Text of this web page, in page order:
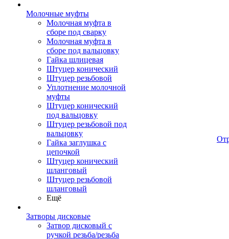
Молочные муфты
Молочная муфта в
сборе под сварку
Молочная муфта в
сборе под вальцовку
Гайка шлицевая
Штуцер конический
Штуцер резьбовой
Уплотнение молочной
муфты
Штуцер конический
под вальцовку
Штуцер резьбовой под
вальцовку
Гайка заглушка с
цепочкой
Штуцер конический
шланговый
Штуцер резьбовой
шланговый
Ещё
Затворы дисковые
Затвор дисковый с
ручкой резьба/резьба